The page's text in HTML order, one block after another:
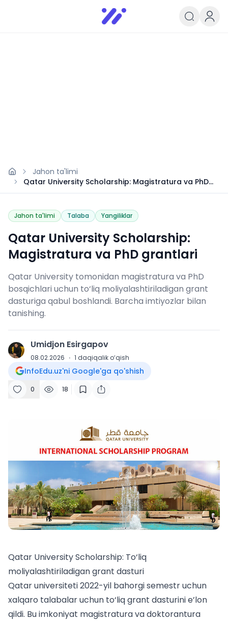
Infoedu
Ta&#039;lim xabarlari va
Jahon ta'limi
Qatar University Scholarship: Magistratura va PhD
grantlari
Jahon ta'limi Talaba Yangiliklar
Qatar University Scholarship:
Magistratura va PhD grantlari
Qatar University tomonidan magistratura va PhD
bosqichlari uchun to‘liq moliyalashtiriladigan grant
dasturiga qabul boshlandi. Barcha imtiyozlar bilan
tanishing.
U Umidjon Esirgapov
08.02.2026 · 1 daqiqalik o‘qish
InfoEdu.uz'ni Google'ga qo'shish
0 18
Qatar University Scholarship: To‘liq
moliyalashtiriladigan grant dasturi
Qatar universiteti 2022-yil bahorgi semestr uchun
xalqaro talabalar uchun to‘liq grant dasturini e’lon
qildi. Bu imkoniyat magistratura va doktorantura